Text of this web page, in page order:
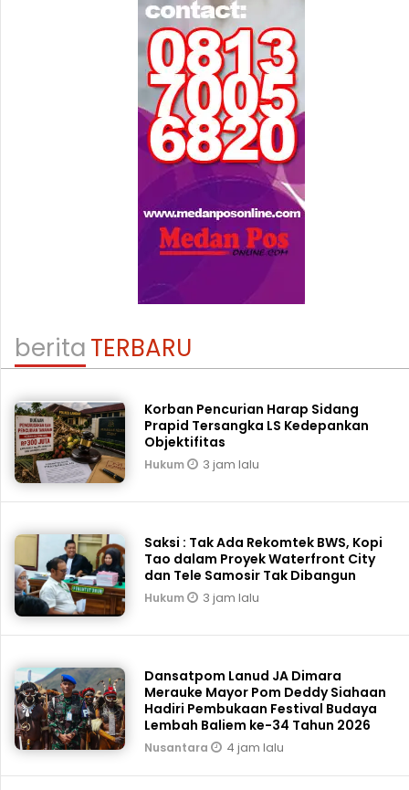
beritaTERBARU
Korban Pencurian Harap Sidang
Prapid Tersangka LS Kedepankan
Objektifitas
Hukum 3 jam lalu
Saksi : Tak Ada Rekomtek BWS, Kopi
Tao dalam Proyek Waterfront City
dan Tele Samosir Tak Dibangun
Hukum 3 jam lalu
Dansatpom Lanud JA Dimara
Merauke Mayor Pom Deddy Siahaan
Hadiri Pembukaan Festival Budaya
Lembah Baliem ke-34 Tahun 2026
Nusantara 4 jam lalu